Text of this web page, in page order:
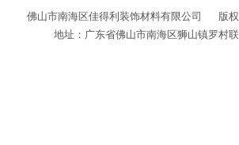
佛山市南海区佳得利装饰材料有限公司 版
地址：广东省佛山市南海区狮山镇罗村